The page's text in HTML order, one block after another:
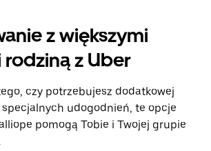
z większymi
z Uber
czy potrzebujesz dodatkowej
udogodnień, te opcje
pomogą Tobie i Twojej grupie